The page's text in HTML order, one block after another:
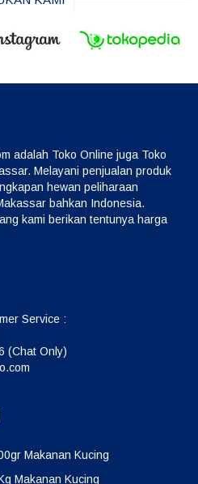
adalah Toko Online juga Toko
Melayani penjualan produk
hewan peliharaan
bahkan Indonesia.
kami berikan tentunya harga
Service :
(Chat Only)
Makanan Kucing
Makanan Kucing